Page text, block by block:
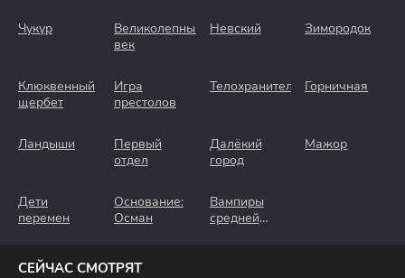
Чукур
Великолепный
век
Невский Зимородок
Клюквенный
щербет
Игра
престолов
Телохранители Горничная
Ландыши
Первый
отдел
Далёкий
город
Мажор
Дети
перемен
Основание:
Осман
Вампиры
средней
СЕЙЧАС СМОТРЯТ